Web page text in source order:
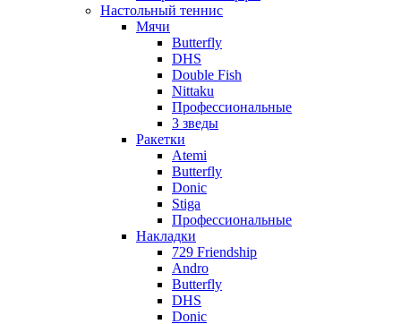
Настольный теннис
Мячи
Butterfly
DHS
Double Fish
Nittaku
Профессиональные
3 зведы
Ракетки
Atemi
Butterfly
Donic
Stiga
Профессиональные
Накладки
729 Friendship
Andro
Butterfly
DHS
Donic